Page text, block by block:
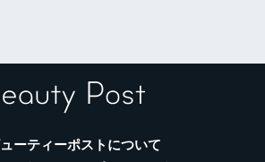
ーティーポストについて